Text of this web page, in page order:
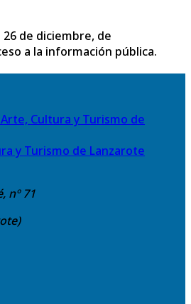
26 de diciembre, de
a la información pública.
y Turismo de Lanzarote
nº 71